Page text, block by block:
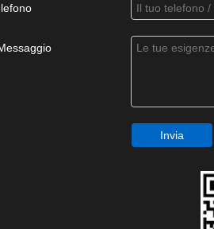
Invia